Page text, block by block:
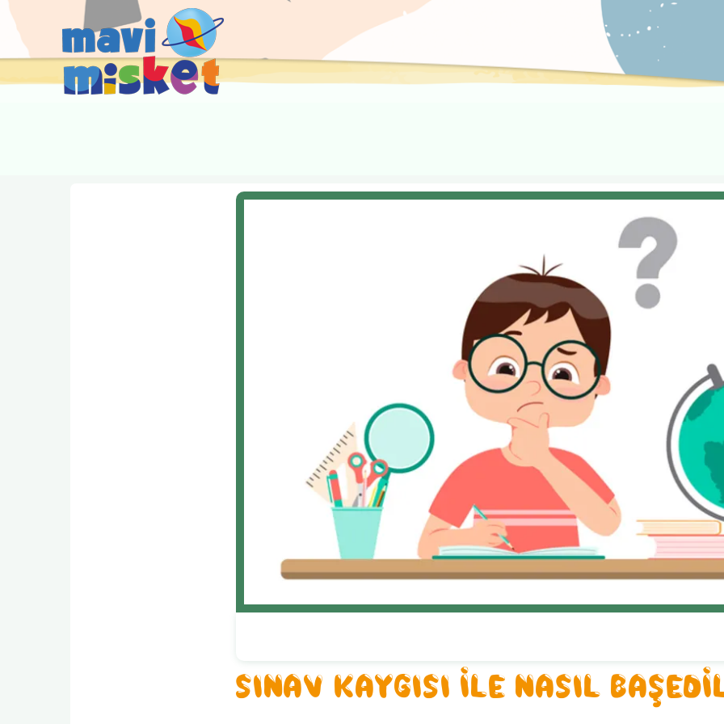
SINAV KAYGISI İLE NASIL